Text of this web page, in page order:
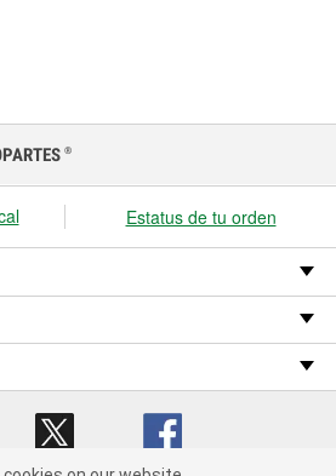
®
Estatus de tu orden